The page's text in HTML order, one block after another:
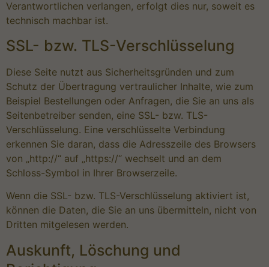
Verantwortlichen verlangen, erfolgt dies nur, soweit es
technisch machbar ist.
SSL- bzw. TLS-Verschlüsselung
Diese Seite nutzt aus Sicherheitsgründen und zum
Schutz der Übertragung vertraulicher Inhalte, wie zum
Beispiel Bestellungen oder Anfragen, die Sie an uns als
Seitenbetreiber senden, eine SSL- bzw. TLS-
Verschlüsselung. Eine verschlüsselte Verbindung
erkennen Sie daran, dass die Adresszeile des Browsers
von „http://“ auf „https://“ wechselt und an dem
Schloss-Symbol in Ihrer Browserzeile.
Wenn die SSL- bzw. TLS-Verschlüsselung aktiviert ist,
können die Daten, die Sie an uns übermitteln, nicht von
Dritten mitgelesen werden.
Auskunft, Löschung und